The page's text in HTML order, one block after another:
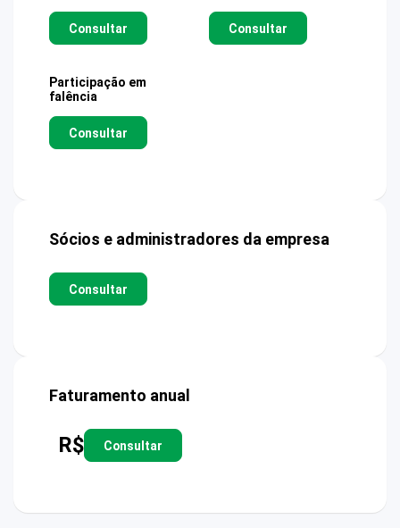
Consultar Consultar
Participação em
falência
Consultar
Sócios e administradores da empresa
Consultar
Faturamento anual
R$ Consultar